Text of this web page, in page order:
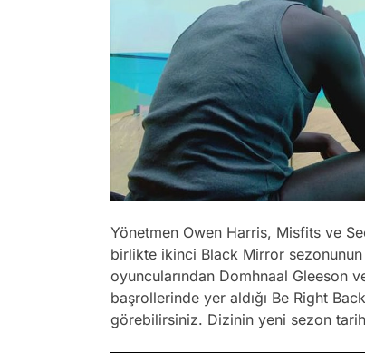
Yönetmen Owen Harris, Misfits ve
birlikte ikinci Black Mirror
oyuncularından Domhnaal Gleeson
başrollerinde yer aldığı Be Right
görebilirsiniz. Dizinin yeni sezon